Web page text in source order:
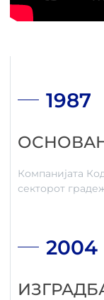
Компанијата
секторот
1987
2004